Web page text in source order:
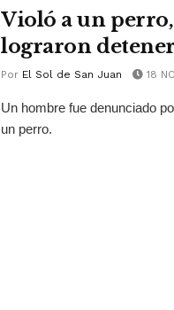
Violó a un
lograron
Por El Sol de San Juan 18
Un hombre fue denunciado
un perro.